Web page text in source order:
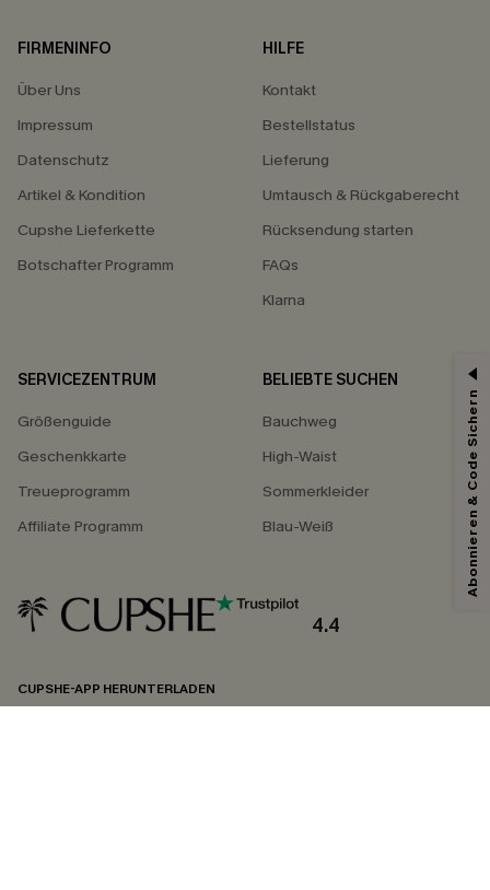
FIRMENINFO
Über Uns
Impressum
Datenschutz
Artikel & Kondition
Cupshe Lieferkette
Botschafter Programm
HILFE
Kontakt
Bestellstatus
Lieferung
Umtausch & Rückgaberecht
Rücksendung starten
FAQs
Klarna
SERVICEZENTRUM
Größenguide
Geschenkkarte
Treueprogramm
Affiliate Programm
BELIEBTE SUCHEN
Bauchweg
High-Waist
Sommerkleider
Blau-Weiß
4.4
CUPSHE-APP HERUNTERLADEN
Abonnieren & Code Sichern